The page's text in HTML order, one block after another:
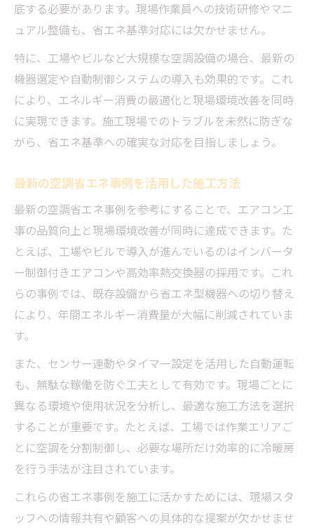
底する必要があります。現場作業員への技術研修やマニ
ュアル整備も、省エネ基準対応には欠かせません。
特に、工場やビルなど大規模な空調設備の場合、最新の
機器選定や自動制御システムの導入も効果的です。これ
により、エネルギー消費の最適化と現場環境改善を同時
に実現できます。施工現場でのトラブルを未然に防ぎな
がら、省エネ基準への確実な対応を目指しましょう。
最新の空調省エネ事例を活用した施工方法
最新の空調省エネ事例を参考にすることで、エアコン工
事の品質向上と現場環境改善が同時に達成できます。た
とえば、工場やビルで導入が進んでいるのはインバータ
ー制御付きエアコンや高効率熱交換器の採用です。これ
らの事例では、既存設備から省エネ型機器への切り替え
により、年間エネルギー消費量が大幅に削減されていま
す。
また、センサー連動やタイマー設定を活用した自動運転
も、無駄な稼働を防ぐ工夫として有効です。現場ごとに
異なる環境や使用状況を分析し、最適な施工方法を選択
することが重要です。たとえば、工場では作業エリアご
とに空調を分割制御し、必要な場所だけ効率的に冷暖房
を行う手法が注目されています。
これらの省エネ事例を施工に活かすためには、現場スタ
ッフへの情報共有や顧客への具体的な提案が欠かせませ